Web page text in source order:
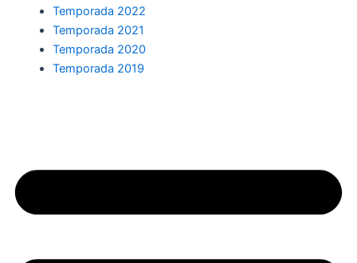
Temporada 2022
Temporada 2021
Temporada 2020
Temporada 2019